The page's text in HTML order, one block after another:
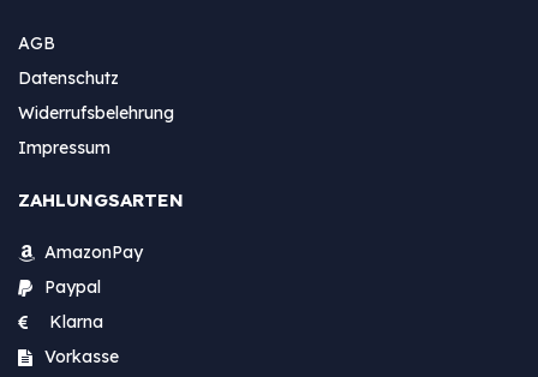
AGB
Datenschutz
Widerrufsbelehrung
Impressum
ZAHLUNGSARTEN
AmazonPay
Paypal
Klarna
Vorkasse